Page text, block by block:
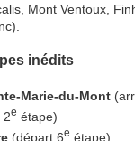
Mont Ventoux,
inédits
Marie-du-Mont
2e étape)
(départ 6e étape)